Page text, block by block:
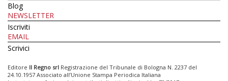
Blog
NEWSLETTER
Iscriviti
EMAIL
Scrivici
Editore Il Regno srl Registrazione del Tribunale di Bologna N. 2237 del
24.10.1957 Associato all’Unione Stampa Periodica Italiana